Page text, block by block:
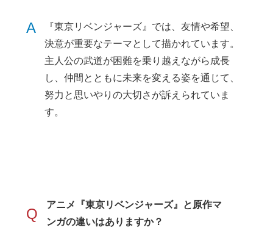
A
『東京リベンジャーズ』では、友情や希望、
決意が重要なテーマとして描かれています。
主人公の武道が困難を乗り越えながら成長
し、仲間とともに未来を変える姿を通じて、
努力と思いやりの大切さが訴えられていま
す。
Q
アニメ『東京リベンジャーズ』と原作マ
ンガの違いはありますか？